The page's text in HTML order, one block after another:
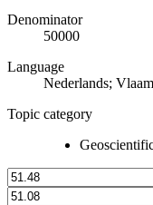
Denominator
50000
Language
Nederlands;
Topic category